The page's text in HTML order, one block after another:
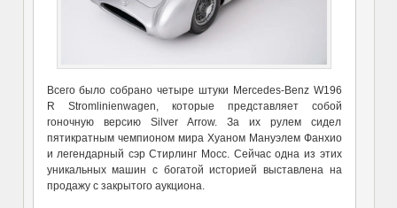
Всего было собрано четыре штуки Mercedes-Benz W196
R Stromlinienwagen, которые представляет собой
гоночную версию Silver Arrow. За их рулем сидел
пятикратным чемпионом мира Хуаном Мануэлем Фанхио
и легендарный сэр Стирлинг Мосс. Сейчас одна из этих
уникальных машин с богатой историей выставлена на
продажу с закрытого аукциона.